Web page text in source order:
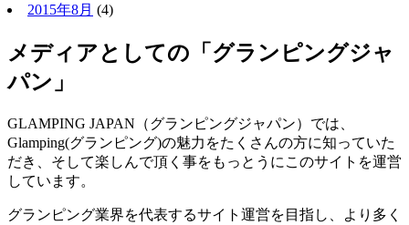
2015年8月 (4)
メディアとしての「グランピングジャ
パン」
GLAMPING JAPAN（グランピングジャパン）では、
Glamping(グランピング)の魅力をたくさんの方に知っていた
だき、そして楽しんで頂く事をもっとうにこのサイトを運営
しています。
グランピング業界を代表するサイト運営を目指し、より多く